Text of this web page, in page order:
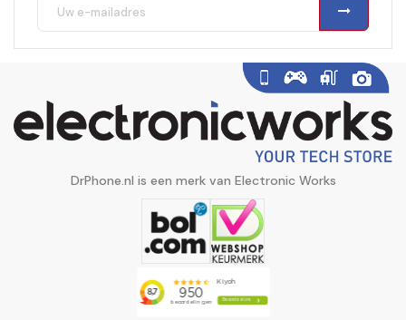
DrPhone.nl is een merk van Electronic Works